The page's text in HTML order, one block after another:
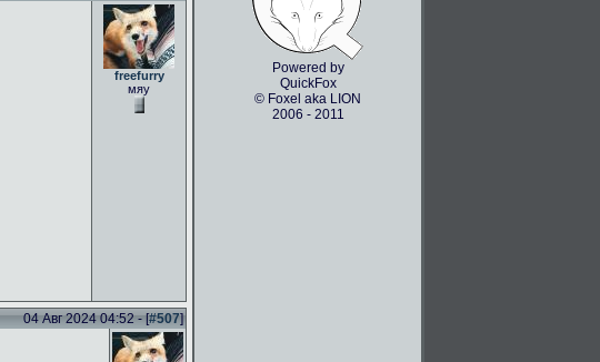
freefurry
мяу
04 Авг 2024 04:52 - [#507]
Powered by
QuickFox
© Foxel aka LION
2006 - 2011